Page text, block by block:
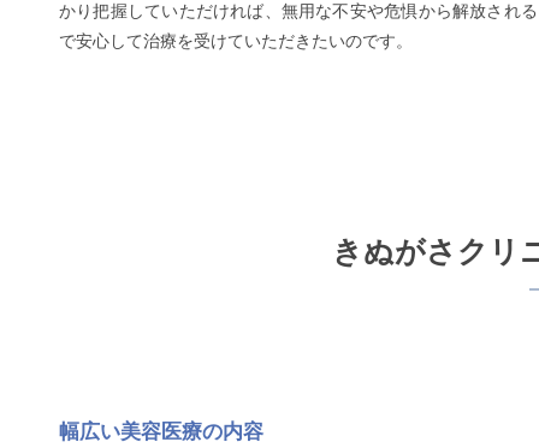
かり把握していただければ、無用な不安や危惧から解放され
で安心して治療を受けていただきたいのです。
きぬがさクリ
幅広い美容医療の内容